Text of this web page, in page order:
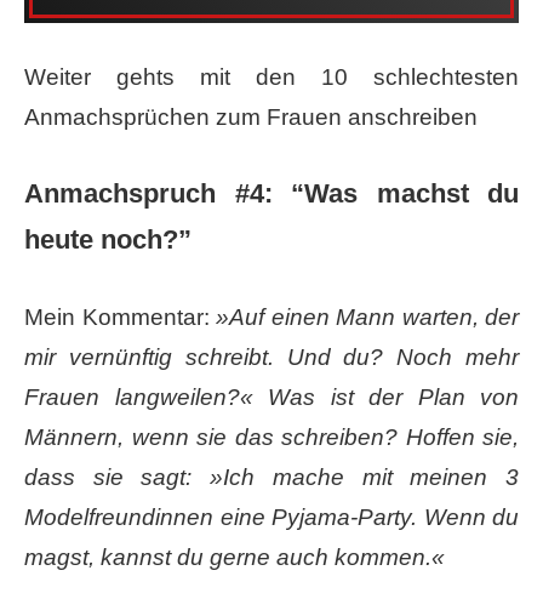
Weiter gehts mit den 10 schlechtesten
Anmachsprüchen zum Frauen anschreiben
Anmachspruch #4: ​“Was machst du
heute noch?”
Mein Kommentar: »Auf einen Mann warten, der
mir vernünftig schreibt. Und du? Noch mehr
Frauen langweilen?« Was ist der Plan von
Männern, wenn sie das schreiben? Hoffen sie,
dass sie sagt: »Ich mache mit meinen 3
Modelfreundinnen eine Pyjama-Party. Wenn du
magst, kannst du gerne auch kommen.«